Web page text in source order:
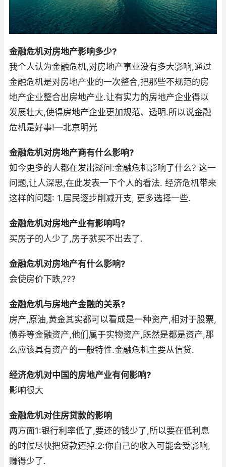
金融危机对房地产影响多少?
我个人认为金融危机,对房地产事业没有多大影响,通过
金融危机是对房地产业的一次整合,把那些不规范的房
地产企业整合出房地产业.让有实力的房地产企业得以
发展壮大,使得房地产企业更加规范、透明.所以说金融
危机是好事!—北京明光
金融危机对房地产商有什么影响?
如今更多的人都在发出疑问:金融危机影响了什么? 这一
问题,让人深思,在此发表一下个人的看法. 经济危机带来
这样的问题: 1.居民逐步削减开支, 更多选择一些.
金融危机对房地产业有影响吗?
买房子的人少了,房子就买不出去了.
金融危机对房地产有什么影响?
会使房价下跌,???
金融危机与房地产金融的关系?
房产,原油,黄金其实都可以看成是一种资产,相对于股票,
债券等金融资产,他们属于实物资产,既然是都是资产,那
么应该具有资产的一般特性.金融危机主要从信贷.
经济危机对中国的房地产业有何影响?
影响很大
金融危机对住房贷款的影响
两方面1:银行利率低了,要还的钱少了,所以要在低利息
的时候尽快把贷款还掉.2:你自己的收入可能会受影响,
赚得少了.